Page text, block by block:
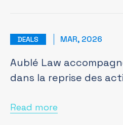
DEALS MAR, 2026
Aublé Law
dans la reprise des
Read more